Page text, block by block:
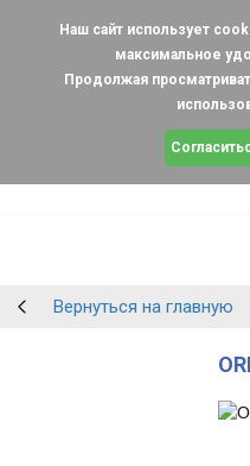
Наш сайт использует
максимальное
Продолжая
Вернуться на главную